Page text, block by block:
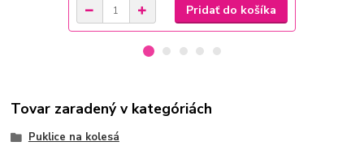
Pridať do košíka
Tovar zaradený v kategóriách
Puklice na kolesá